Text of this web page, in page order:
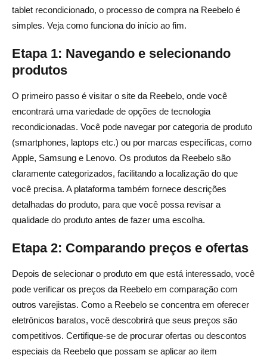
tablet recondicionado, o processo de compra na Reebelo é
simples. Veja como funciona do início ao fim.
Etapa 1: Navegando e selecionando
produtos
O primeiro passo é visitar o site da Reebelo, onde você
encontrará uma variedade de opções de tecnologia
recondicionadas. Você pode navegar por categoria de produto
(smartphones, laptops etc.) ou por marcas específicas, como
Apple, Samsung e Lenovo. Os produtos da Reebelo são
claramente categorizados, facilitando a localização do que
você precisa. A plataforma também fornece descrições
detalhadas do produto, para que você possa revisar a
qualidade do produto antes de fazer uma escolha.
Etapa 2: Comparando preços e ofertas
Depois de selecionar o produto em que está interessado, você
pode verificar os preços da Reebelo em comparação com
outros varejistas. Como a Reebelo se concentra em oferecer
eletrônicos baratos, você descobrirá que seus preços são
competitivos. Certifique-se de procurar ofertas ou descontos
especiais da Reebelo que possam se aplicar ao item